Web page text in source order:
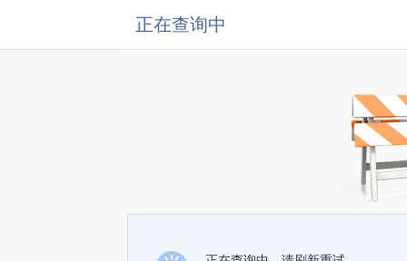
正在查询中